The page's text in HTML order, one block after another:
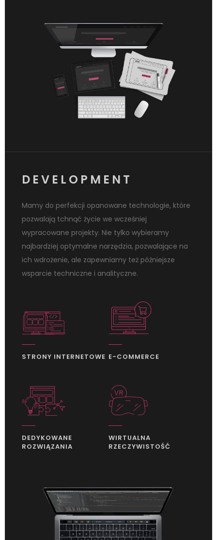
DEVELOPMENT
Mamy do perfekcji opanowane technologie, które
pozwalają tchnąć życie we wcześniej
wypracowane projekty. Nie tylko wybieramy
najbardziej optymalne narzędzia, pozwalające na
ich wdrożenie, ale zapewniamy też późniejsze
wsparcie techniczne i analityczne.
STRONY INTERNETOWE E-COMMERCE
DEDYKOWANE
ROZWIĄZANIA
WIRTUALNA
RZECZYWISTOŚĆ